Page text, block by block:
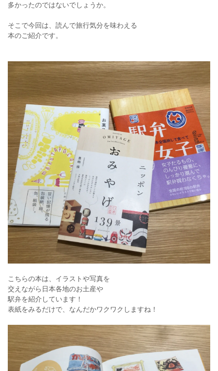
多かったのではないでしょうか。
そこで今回は、読んで旅行気分を味わえる
本のご紹介です。
こちらの本は、イラストや写真を
交えながら日本各地のお土産や
駅弁を紹介しています！
表紙をみるだけで、なんだかワクワクしますね！